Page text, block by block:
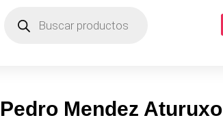
de
Pedro Mendez Aturuxo